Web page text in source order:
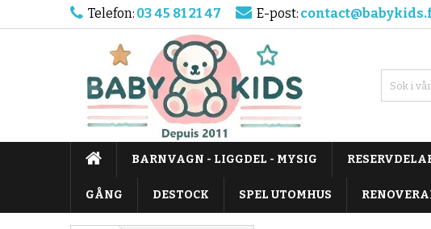
Telefon: 03 45 81 21 47 E-post:
BARNVAGN - LIGGDEL - MYSIG
GÅNG DESTOCK SPEL UTOMHUS